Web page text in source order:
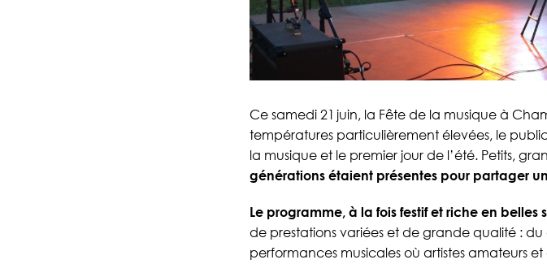
Ce samedi 21 juin, la Fête de la musique à
températures particulièrement élevées, le
la musique et le premier jour de l’été. Petits,
générations étaient présentes pour partager
Le programme, à la fois festif et riche en belles
de prestations variées et de grande qualité :
performances musicales où artistes amateurs